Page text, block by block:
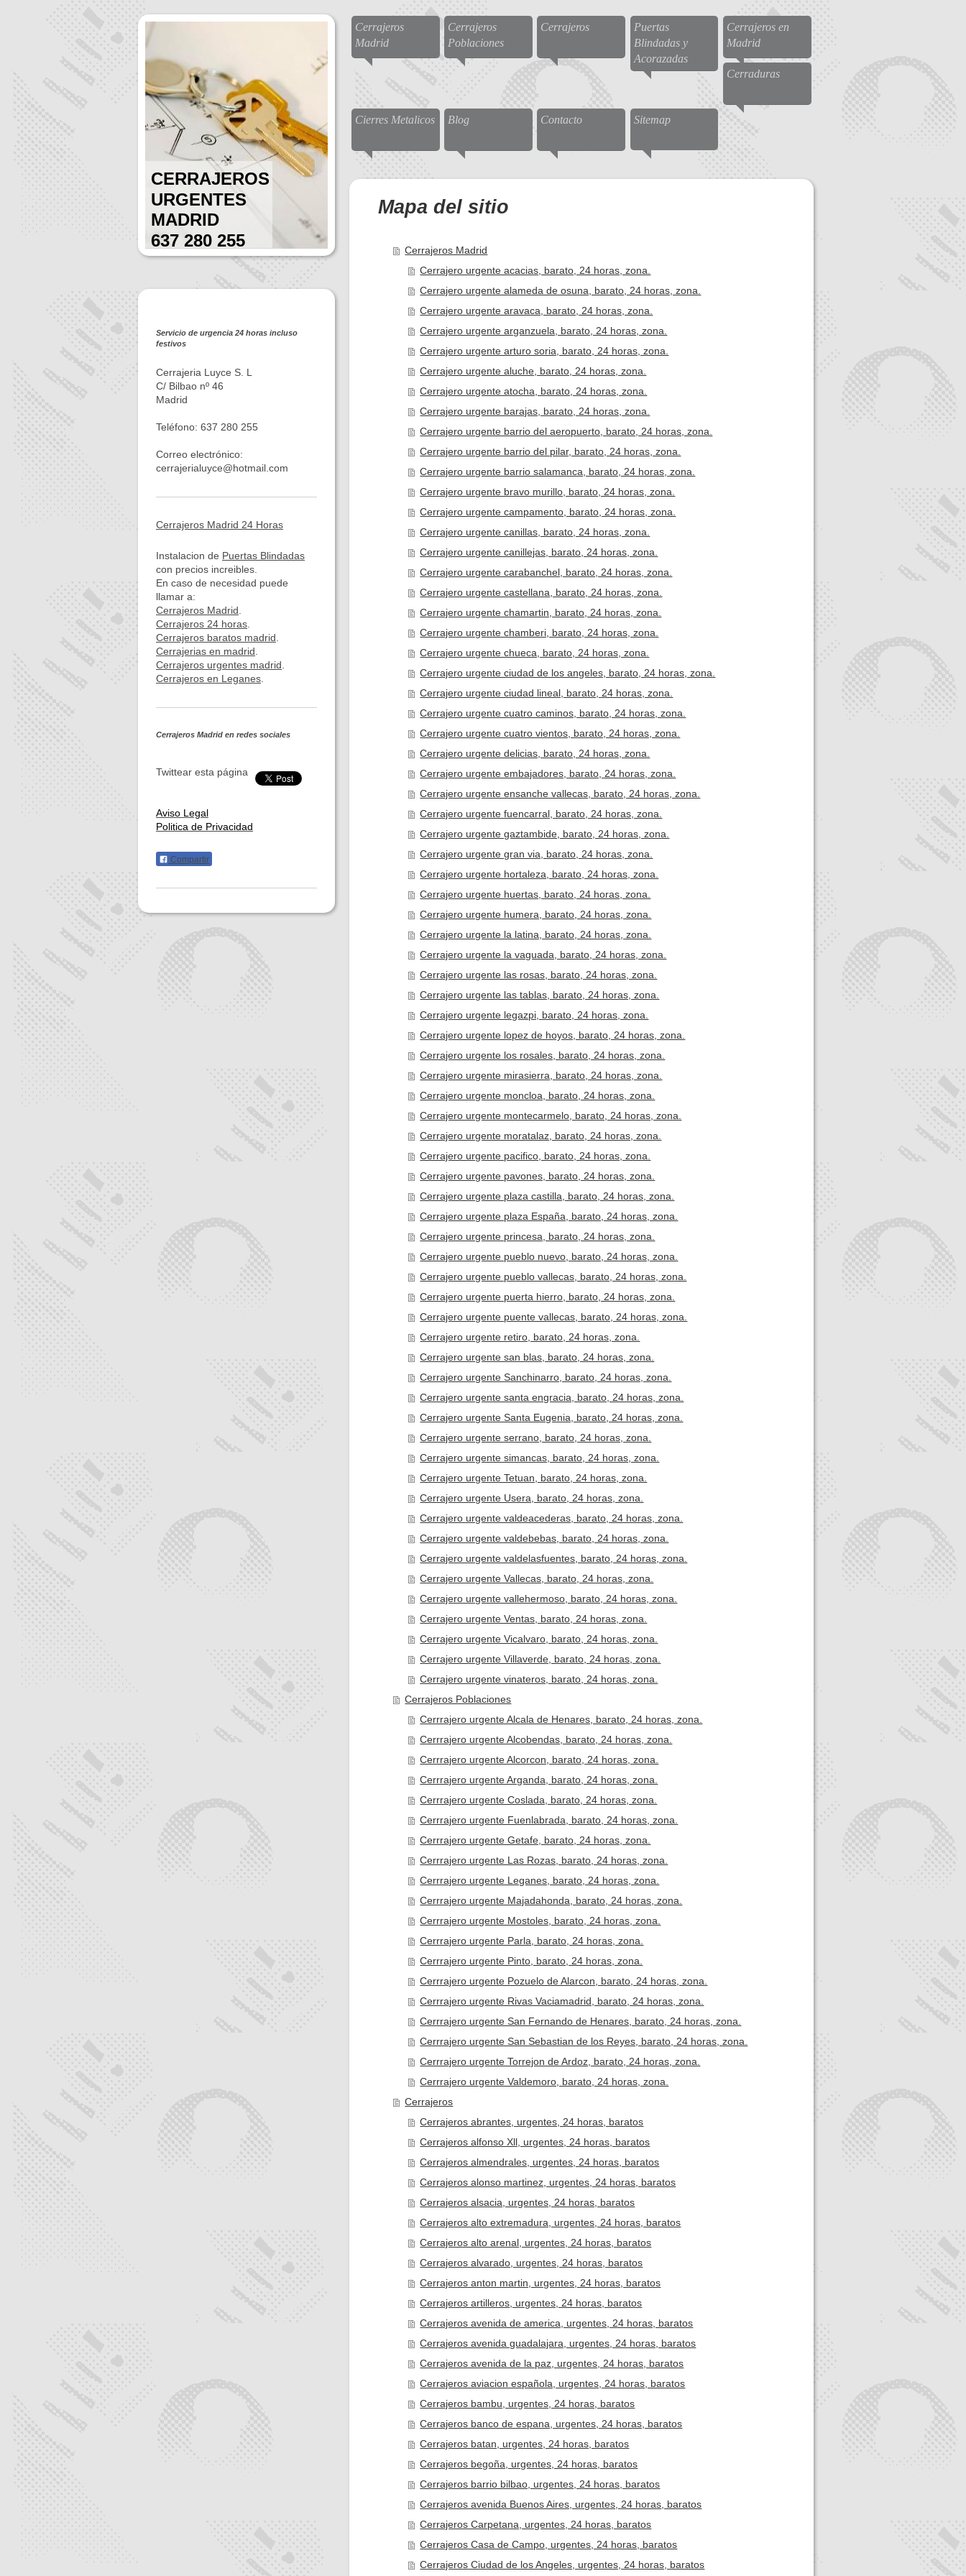
CERRAJEROS
URGENTES
MADRID
637 280 255
Servicio de urgencia 24 horas incluso
festivos
Cerrajeria Luyce S. L
C/ Bilbao nº 46
Madrid
Teléfono: 637 280 255
Correo electrónico:
cerrajerialuyce@hotmail.com
Cerrajeros Madrid 24 Horas
Instalacion de Puertas Blindadas
con precios increibles.
En caso de necesidad puede
llamar a:
Cerrajeros Madrid.
Cerrajeros 24 horas.
Cerrajeros baratos madrid.
Cerrajerias en madrid.
Cerrajeros urgentes madrid.
Cerrajeros en Leganes.
Cerrajeros Madrid en redes sociales
Twittear esta página
Aviso Legal
Politica de Privacidad
Compartir
Cerrajeros
Madrid
Cerrajeros
Poblaciones
Cerrajeros
Puertas
Blindadas y
Acorazadas
Cerrajeros en
Madrid
Cerraduras
Cierres Metalicos Blog Contacto Sitemap
Mapa del sitio
Cerrajeros Madrid
Cerrajero urgente acacias, barato, 24 horas, zona.
Cerrajero urgente alameda de osuna, barato, 24 horas, zona.
Cerrajero urgente aravaca, barato, 24 horas, zona.
Cerrajero urgente arganzuela, barato, 24 horas, zona.
Cerrajero urgente arturo soria, barato, 24 horas, zona.
Cerrajero urgente aluche, barato, 24 horas, zona.
Cerrajero urgente atocha, barato, 24 horas, zona.
Cerrajero urgente barajas, barato, 24 horas, zona.
Cerrajero urgente barrio del aeropuerto, barato, 24 horas, zona.
Cerrajero urgente barrio del pilar, barato, 24 horas, zona.
Cerrajero urgente barrio salamanca, barato, 24 horas, zona.
Cerrajero urgente bravo murillo, barato, 24 horas, zona.
Cerrajero urgente campamento, barato, 24 horas, zona.
Cerrajero urgente canillas, barato, 24 horas, zona.
Cerrajero urgente canillejas, barato, 24 horas, zona.
Cerrajero urgente carabanchel, barato, 24 horas, zona.
Cerrajero urgente castellana, barato, 24 horas, zona.
Cerrajero urgente chamartin, barato, 24 horas, zona.
Cerrajero urgente chamberi, barato, 24 horas, zona.
Cerrajero urgente chueca, barato, 24 horas, zona.
Cerrajero urgente ciudad de los angeles, barato, 24 horas, zona.
Cerrajero urgente ciudad lineal, barato, 24 horas, zona.
Cerrajero urgente cuatro caminos, barato, 24 horas, zona.
Cerrajero urgente cuatro vientos, barato, 24 horas, zona.
Cerrajero urgente delicias, barato, 24 horas, zona.
Cerrajero urgente embajadores, barato, 24 horas, zona.
Cerrajero urgente ensanche vallecas, barato, 24 horas, zona.
Cerrajero urgente fuencarral, barato, 24 horas, zona.
Cerrajero urgente gaztambide, barato, 24 horas, zona.
Cerrajero urgente gran via, barato, 24 horas, zona.
Cerrajero urgente hortaleza, barato, 24 horas, zona.
Cerrajero urgente huertas, barato, 24 horas, zona.
Cerrajero urgente humera, barato, 24 horas, zona.
Cerrajero urgente la latina, barato, 24 horas, zona.
Cerrajero urgente la vaguada, barato, 24 horas, zona.
Cerrajero urgente las rosas, barato, 24 horas, zona.
Cerrajero urgente las tablas, barato, 24 horas, zona.
Cerrajero urgente legazpi, barato, 24 horas, zona.
Cerrajero urgente lopez de hoyos, barato, 24 horas, zona.
Cerrajero urgente los rosales, barato, 24 horas, zona.
Cerrajero urgente mirasierra, barato, 24 horas, zona.
Cerrajero urgente moncloa, barato, 24 horas, zona.
Cerrajero urgente montecarmelo, barato, 24 horas, zona.
Cerrajero urgente moratalaz, barato, 24 horas, zona.
Cerrajero urgente pacifico, barato, 24 horas, zona.
Cerrajero urgente pavones, barato, 24 horas, zona.
Cerrajero urgente plaza castilla, barato, 24 horas, zona.
Cerrajero urgente plaza España, barato, 24 horas, zona.
Cerrajero urgente princesa, barato, 24 horas, zona.
Cerrajero urgente pueblo nuevo, barato, 24 horas, zona.
Cerrajero urgente pueblo vallecas, barato, 24 horas, zona.
Cerrajero urgente puerta hierro, barato, 24 horas, zona.
Cerrajero urgente puente vallecas, barato, 24 horas, zona.
Cerrajero urgente retiro, barato, 24 horas, zona.
Cerrajero urgente san blas, barato, 24 horas, zona.
Cerrajero urgente Sanchinarro, barato, 24 horas, zona.
Cerrajero urgente santa engracia, barato, 24 horas, zona.
Cerrajero urgente Santa Eugenia, barato, 24 horas, zona.
Cerrajero urgente serrano, barato, 24 horas, zona.
Cerrajero urgente simancas, barato, 24 horas, zona.
Cerrajero urgente Tetuan, barato, 24 horas, zona.
Cerrajero urgente Usera, barato, 24 horas, zona.
Cerrajero urgente valdeacederas, barato, 24 horas, zona.
Cerrajero urgente valdebebas, barato, 24 horas, zona.
Cerrajero urgente valdelasfuentes, barato, 24 horas, zona.
Cerrajero urgente Vallecas, barato, 24 horas, zona.
Cerrajero urgente vallehermoso, barato, 24 horas, zona.
Cerrajero urgente Ventas, barato, 24 horas, zona.
Cerrajero urgente Vicalvaro, barato, 24 horas, zona.
Cerrajero urgente Villaverde, barato, 24 horas, zona.
Cerrajero urgente vinateros, barato, 24 horas, zona.
Cerrajeros Poblaciones
Cerrrajero urgente Alcala de Henares, barato, 24 horas, zona.
Cerrrajero urgente Alcobendas, barato, 24 horas, zona.
Cerrrajero urgente Alcorcon, barato, 24 horas, zona.
Cerrrajero urgente Arganda, barato, 24 horas, zona.
Cerrrajero urgente Coslada, barato, 24 horas, zona.
Cerrrajero urgente Fuenlabrada, barato, 24 horas, zona.
Cerrrajero urgente Getafe, barato, 24 horas, zona.
Cerrrajero urgente Las Rozas, barato, 24 horas, zona.
Cerrrajero urgente Leganes, barato, 24 horas, zona.
Cerrrajero urgente Majadahonda, barato, 24 horas, zona.
Cerrrajero urgente Mostoles, barato, 24 horas, zona.
Cerrrajero urgente Parla, barato, 24 horas, zona.
Cerrrajero urgente Pinto, barato, 24 horas, zona.
Cerrrajero urgente Pozuelo de Alarcon, barato, 24 horas, zona.
Cerrrajero urgente Rivas Vaciamadrid, barato, 24 horas, zona.
Cerrrajero urgente San Fernando de Henares, barato, 24 horas, zona.
Cerrrajero urgente San Sebastian de los Reyes, barato, 24 horas, zona.
Cerrrajero urgente Torrejon de Ardoz, barato, 24 horas, zona.
Cerrrajero urgente Valdemoro, barato, 24 horas, zona.
Cerrajeros
Cerrajeros abrantes, urgentes, 24 horas, baratos
Cerrajeros alfonso Xll, urgentes, 24 horas, baratos
Cerrajeros almendrales, urgentes, 24 horas, baratos
Cerrajeros alonso martinez, urgentes, 24 horas, baratos
Cerrajeros alsacia, urgentes, 24 horas, baratos
Cerrajeros alto extremadura, urgentes, 24 horas, baratos
Cerrajeros alto arenal, urgentes, 24 horas, baratos
Cerrajeros alvarado, urgentes, 24 horas, baratos
Cerrajeros anton martin, urgentes, 24 horas, baratos
Cerrajeros artilleros, urgentes, 24 horas, baratos
Cerrajeros avenida de america, urgentes, 24 horas, baratos
Cerrajeros avenida guadalajara, urgentes, 24 horas, baratos
Cerrajeros avenida de la paz, urgentes, 24 horas, baratos
Cerrajeros aviacion española, urgentes, 24 horas, baratos
Cerrajeros bambu, urgentes, 24 horas, baratos
Cerrajeros banco de espana, urgentes, 24 horas, baratos
Cerrajeros batan, urgentes, 24 horas, baratos
Cerrajeros begoña, urgentes, 24 horas, baratos
Cerrajeros barrio bilbao, urgentes, 24 horas, baratos
Cerrajeros avenida Buenos Aires, urgentes, 24 horas, baratos
Cerrajeros Carpetana, urgentes, 24 horas, baratos
Cerrajeros Casa de Campo, urgentes, 24 horas, baratos
Cerrajeros Ciudad de los Angeles, urgentes, 24 horas, baratos